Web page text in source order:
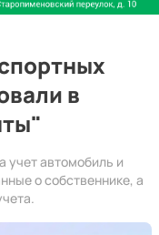
в
учет автомобиль и
о собственнике, а